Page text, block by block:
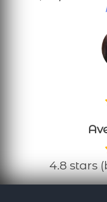
4.8 stars